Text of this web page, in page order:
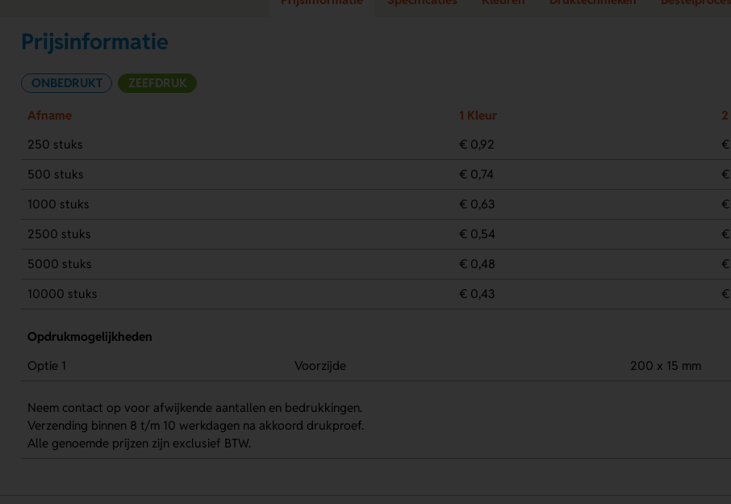
Prijsinformatie
ONBEDRUKT ZEEFDRUK
Afname 1 Kleur
250 stuks
€ 0,92
€
500 stuks
€ 0,74
€
1000 stuks
€ 0,63
2500 stuks
€ 0,54
€
5000 stuks
€ 0,48
10000 stuks
€ 0,43 €
Opdrukmogelijkheden
Optie 1
Voorzijde 200 x 15 mm
Neem contact op voor afwijkende aantallen en bedrukkingen.
Verzending binnen 8 t/m 10 werkdagen na akkoord drukproef.
Alle genoemde prijzen zijn exclusief BTW.